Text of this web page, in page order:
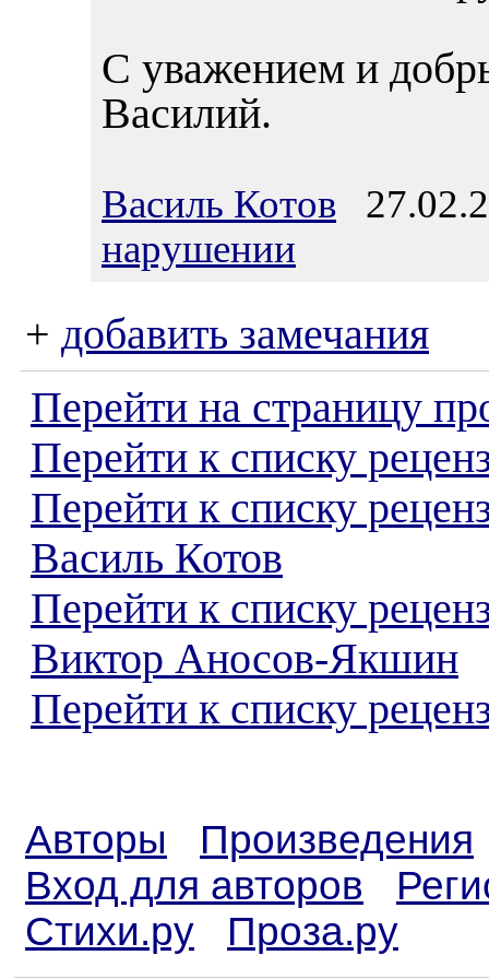
С уважением и
Василий.
Василь Котов
нарушении
+ добавить замечания
Перейти на страницу
Перейти к списку
Перейти к списку
Василь Котов
Перейти к списку
Виктор Аносов-Якшин
Перейти к списку
Авторы
Произведения
Вход для авторов
Стихи.ру
Проза.ру